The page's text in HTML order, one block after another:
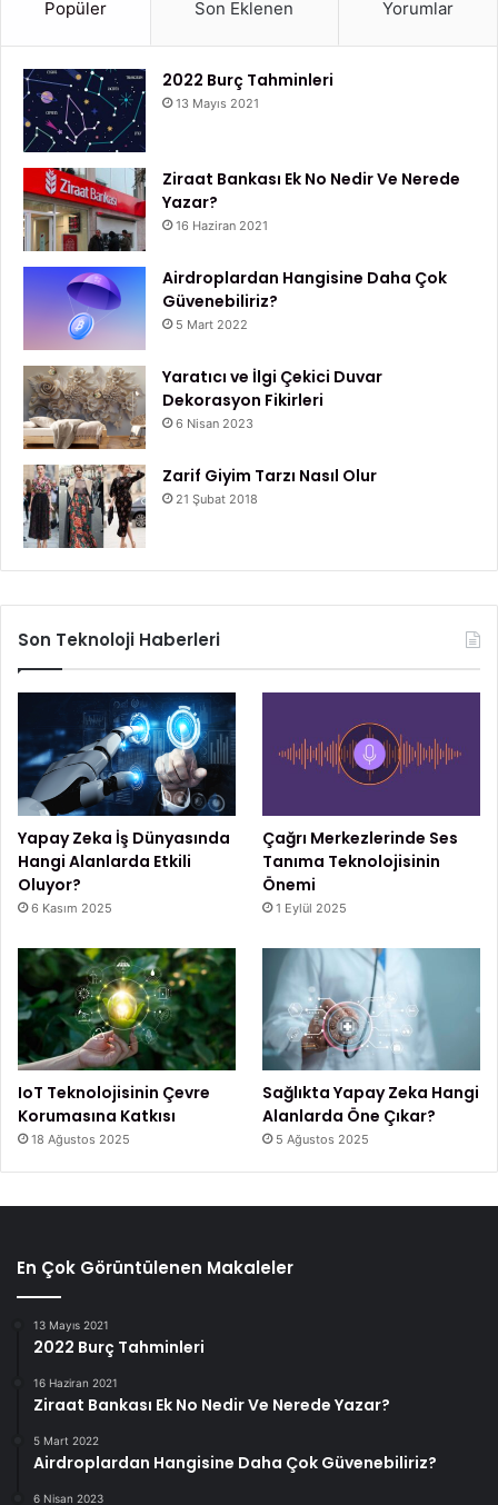
Popüler Son Eklenen Yorumlar
2022 Burç Tahminleri
13 Mayıs 2021
Ziraat Bankası Ek No Nedir Ve Nerede
Yazar?
16 Haziran 2021
Airdroplardan Hangisine Daha Çok
Güvenebiliriz?
5 Mart 2022
Yaratıcı ve İlgi Çekici Duvar
Dekorasyon Fikirleri
6 Nisan 2023
Zarif Giyim Tarzı Nasıl Olur
21 Şubat 2018
Son Teknoloji Haberleri
Yapay Zeka İş Dünyasında
Hangi Alanlarda Etkili
Oluyor?
6 Kasım 2025
Çağrı Merkezlerinde Ses
Tanıma Teknolojisinin
Önemi
1 Eylül 2025
IoT Teknolojisinin Çevre
Korumasına Katkısı
18 Ağustos 2025
Sağlıkta Yapay Zeka Hangi
Alanlarda Öne Çıkar?
5 Ağustos 2025
En Çok Görüntülenen Makaleler
13 Mayıs 2021
2022 Burç Tahminleri
16 Haziran 2021
Ziraat Bankası Ek No Nedir Ve Nerede Yazar?
5 Mart 2022
Airdroplardan Hangisine Daha Çok Güvenebiliriz?
6 Nisan 2023